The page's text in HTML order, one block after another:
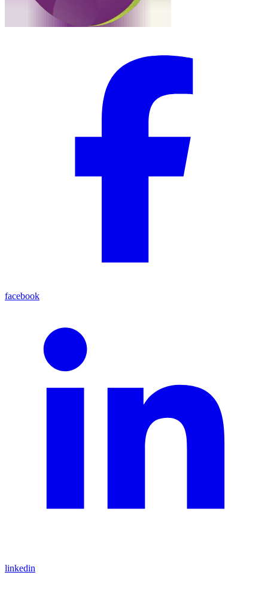
facebook
linkedin